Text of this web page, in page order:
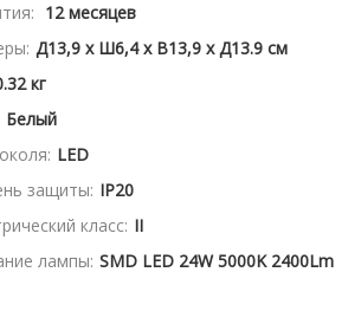
12 месяцев
Д13,9 x Ш6,4 x В13,9 x Д13.9 см
кг
Белый
LED
защиты: IP20
класс: II
лампы: SMD LED 24W 5000K 2400Lm